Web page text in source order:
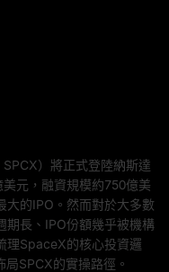
）將正式登陸納斯達
元，融資規模約750億美
的IPO。然而對於大多數
期長、IPO份額幾乎被機構
理SpaceX的核心投資邏
局SPCX的實操路徑。